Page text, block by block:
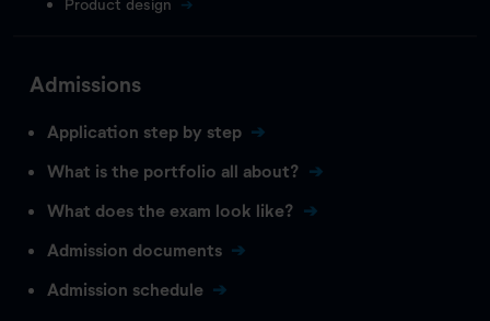
Product design
Admissions
Application step by step
What is the portfolio all about?
What does the exam look like?
Admission documents
Admission schedule